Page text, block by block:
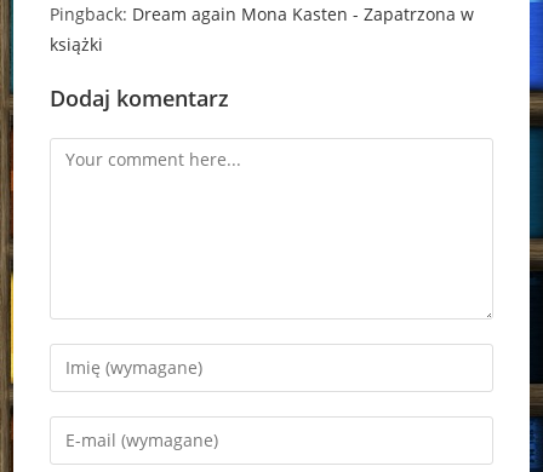
Pingback: Dream again Mona Kasten - Zapatrzona w
książki
Dodaj komentarz
Comment
Enter
your
name
Enter
your